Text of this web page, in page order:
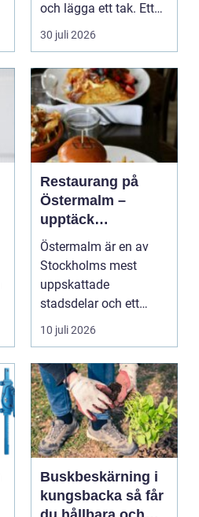
och lägga ett tak. Ett
timmerhus är ett lå...
30 juli 2026
Restaurang på
Östermalm –
upptäck
matupplevelser i
en av Stockholms
mest attraktiva
stadsdelar
Östermalm är en av
Stockholms mest
uppskattade
stadsdelar och ett
självklart val f&ou...
10 juli 2026
Buskbeskärning i
kungsbacka så får